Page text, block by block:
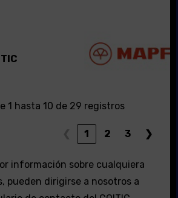
1 hasta 10 de 29 registros
1 2 3 ❯
información sobre cualquiera
pueden dirigirse a nosotros a